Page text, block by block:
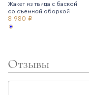
Жакет из твида с баской
со съемной оборкой
8 980 ₽
Отзывы